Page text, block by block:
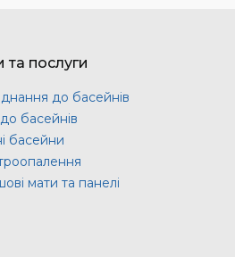
та послуги
до басейнів
до басейнів
басейни
мати та панелі